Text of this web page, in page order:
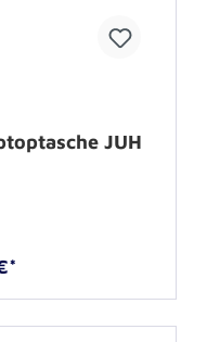
JUH